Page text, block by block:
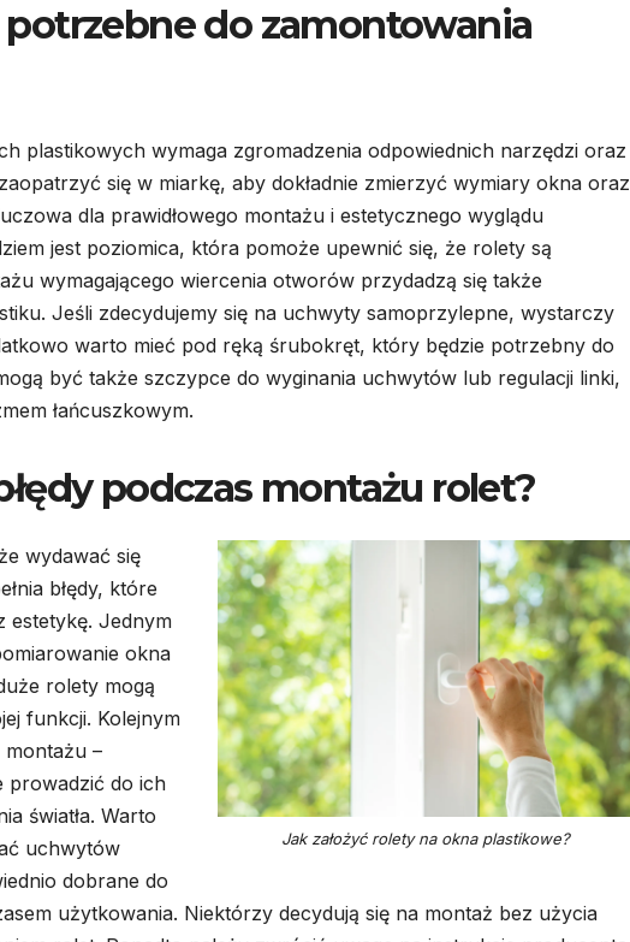
do zamontowania
plastikowych wymaga zgromadzenia odpowiednich narzędzi oraz
się w miarkę, aby dokładnie zmierzyć wymiary okna oraz
dla prawidłowego montażu i estetycznego wyglądu
jest poziomica, która pomoże upewnić się, że rolety są
wymagającego wiercenia otworów przydadzą się także
Jeśli zdecydujemy się na uchwyty samoprzylepne, wystarczy
warto mieć pod ręką śrubokręt, który będzie potrzebny do
być także szczypce do wyginania uchwytów lub regulacji linki,
łańcuszkowym.
podczas montażu rolet?
Jak założyć rolety na okna plastikowe?
wydawać się
błędy, które
estetykę. Jednym
okna
rolety mogą
funkcji. Kolejnym
–
prowadzić do ich
światła. Warto
uchwytów
dobrane do
użytkowania. Niektórzy decydują się na montaż bez użycia